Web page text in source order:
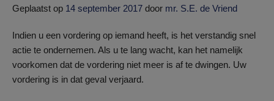
Geplaatst op 14 september 2017 door mr. S.E. de Vriend
Indien u een vordering op iemand heeft, is het verstandig snel
actie te ondernemen. Als u te lang wacht, kan het namelijk
voorkomen dat de vordering niet meer is af te dwingen. Uw
vordering is in dat geval verjaard.